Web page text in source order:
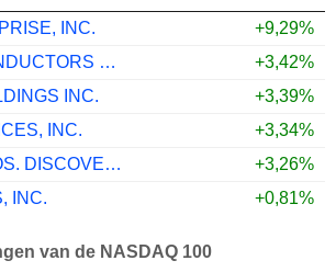
INC.
+9,29%
NXP SEMICONDUCTORS N.V.
+3,42%
INC.
+3,39%
INC.
+3,34%
WARNER BROS. DISCOVERY, INC.
+3,26%
INC.
+0,81%
van de NASDAQ 100